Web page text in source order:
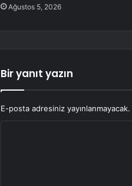
Ağustos 5, 2026
Bir yanıt yazın
E-posta adresiniz yayınlanmayacak.